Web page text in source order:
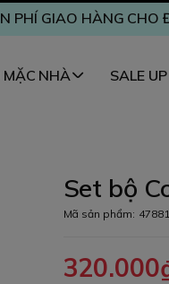
PHÍ GIAO HÀNG CHO
MẶC NHÀ SALE
Set bộ
Mã sản phẩm: